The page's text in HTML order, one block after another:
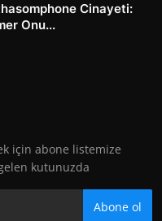
Cinayeti:
Onu...
için abone listemize
kutunuzda
Abone ol